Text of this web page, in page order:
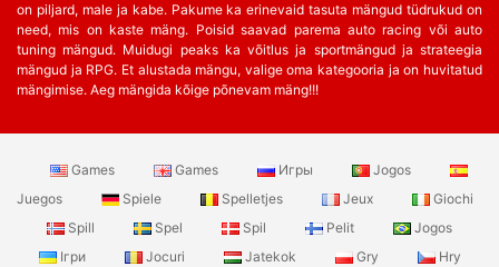
on piljard, male ja kabe. Pakume ka erinevaid tasuta mängud tüdrukud on
need, mis on kaste mäng. Poisid saavad parema auto racing või auto
tuning mängud. Muidugi peaks ka võitlus ja sportmängud ja strateegia
mängud ja RPG. Et alustada mängu, valige oma kategooria ja on huvitatud
mängimise. Aeg mängida kõige põnevam mäng!!!
Games Games Игры
Jogos
Juegos
Spiele Spelletjes Jeux
Giochi
Spill
Spel Spil Pelit
Jogos
Ігри
Jocuri Jatekok Gry Hry